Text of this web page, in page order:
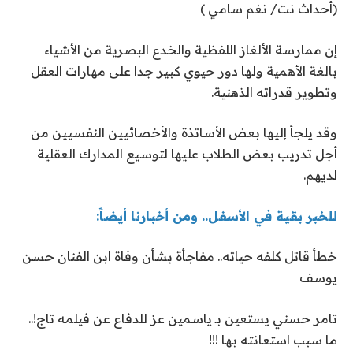
(أحداث نت/ نغم سامي )
إن ممارسة الألغاز اللفظية والخدع البصرية من الأشياء
بالغة الأهمية ولها دور حيوي كبير جدا على مهارات العقل
وتطوير قدراته الذهنية.
وقد يلجأ إليها بعض الأساتذة والأخصائيين النفسيين من
أجل تدريب بعض الطلاب عليها لتوسيع المدارك العقلية
لديهم.
للخبر بقية في الأسفل.. ومن أخبارنا أيضاً:
خطأ قاتل كلفه حياته.. مفاجأة بشأن وفاة ابن الفنان حسن
يوسف
تامر حسني يستعين بـ ياسمين عز للدفاع عن فيلمه تاج!..
ما سبب استعانته بها !!!